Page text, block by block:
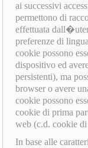
ai successivi
permettono di
effettuata
preferenze di
cookie possono
dispositivo ed
persistenti), ma
browser o avere
cookie possono
cookie di prima
web (c.d. cookie
In base alle